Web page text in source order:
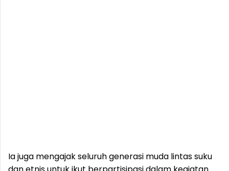
Ia juga mengajak seluruh generasi muda lintas suku